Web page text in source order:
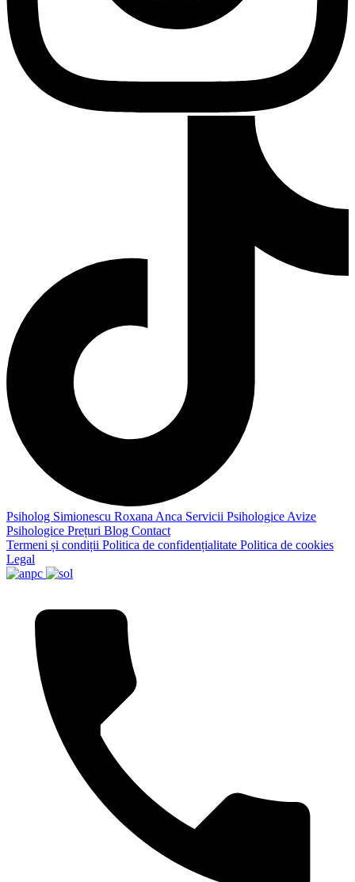
Psiholog Simionescu Roxana Anca Servicii PsihologiceAvize
Psihologice Prețuri Blog Contact
Termeni și condiții Politica de confidențialitate Politica de cookies
Legal